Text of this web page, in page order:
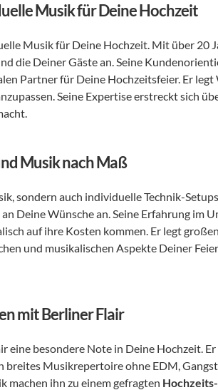
Musik für Deine Hochzeit
Musik für Deine Hochzeit. Mit über 20
die Deiner Gäste an. Seine
Partner für Deine Hochzeitsfeier. Er
Seine Expertise erstreckt sich
Musik nach Maß
sondern auch individuelle Technik-
Deine Wünsche an. Seine Erfahrung im
auf ihre Kosten kommen. Er legt
und musikalischen Aspekte Deiner
mit Berliner Flair
eine besondere Note in Deine Hochzeit.
Musikrepertoire ohne EDM,
machen ihn zu einem gefragten